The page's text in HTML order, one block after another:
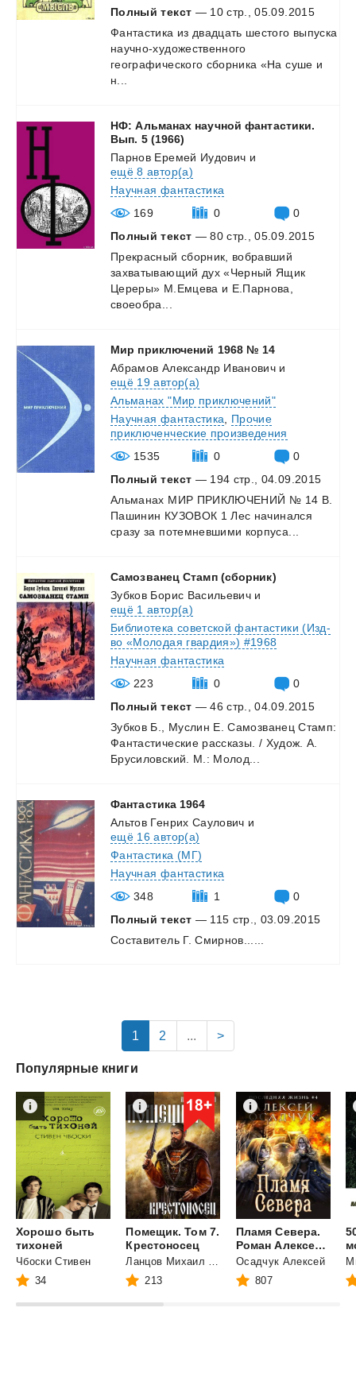
Полный текст — 10 стр., 05.09.2015
Фантастика из двадцать шестого выпуска
научно-художественного
географического сборника «На суше и
н...
НФ: Альманах научной фантастики.
Вып. 5 (1966)
Парнов Еремей Иудович и
ещё 8 автор(а)
Научная фантастика
169
0
0
Полный текст — 80 стр., 05.09.2015
Прекрасный сборник, вобравший
захватывающий дух «Черный Ящик
Цереры» М.Емцева и Е.Парнова,
своеобра...
Мир приключений 1968 № 14
Абрамов Александр Иванович и
ещё 19 автор(а)
Альманах "Мир приключений"
Научная фантастика
Прочие
приключенческие произведения
1535
0
0
Полный текст — 194 стр., 04.09.2015
Альманах МИР ПРИКЛЮЧЕНИЙ № 14 В.
Пашинин КУЗОВОК 1 Лес начинался
сразу за потемневшими корпуса...
Самозванец Стамп (сборник)
Зубков Борис Васильевич и
ещё 1 автор(а)
Библиотека советской фантастики (Изд-
во «Молодая гвардия») #1968
Научная фантастика
223
0
0
Полный текст — 46 стр., 04.09.2015
Зубков Б., Муслин Е. Самозванец Стамп:
Фантастические рассказы. / Худож. А.
Брусиловский.
М.: Молод...
Фантастика 1964
Альтов Генрих Саулович и
ещё 16 автор(а)
Фантастика (МГ)
Научная фантастика
348
1
0
Полный текст — 115 стр., 03.09.2015
Составитель Г. Смирнов......
1 2 ... >
Популярные книги
Хорошо быть
тихоней
Чбоски Стивен
34
Помещик. Том 7.
Крестоносец
213
Пламя Севера.
Роман Алексея Осадчука
Осадчук Алексей
807